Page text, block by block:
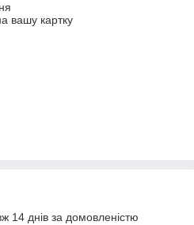
вашу картку
14 днів за домовленістю